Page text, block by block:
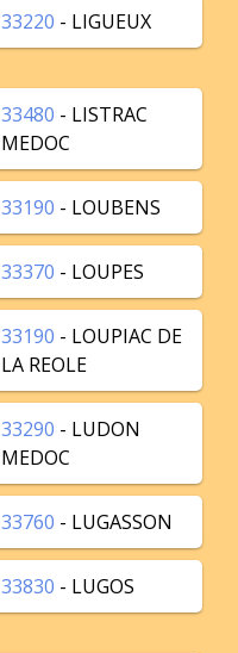
33220 - LIGUEUX
33480 - LISTRAC
MEDOC
33190 - LOUBENS
33370 - LOUPES
33190 - LOUPIAC DE
LA REOLE
33290 - LUDON
MEDOC
33760 - LUGASSON
33830 - LUGOS